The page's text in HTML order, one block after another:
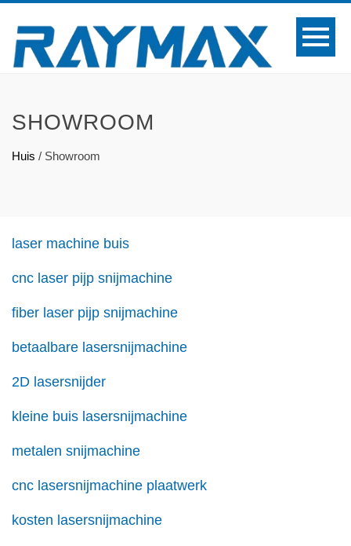
SHOWROOM
Huis / Showroom
laser machine buis
cnc laser pijp snijmachine
fiber laser pijp snijmachine
betaalbare lasersnijmachine
2D lasersnijder
kleine buis lasersnijmachine
metalen snijmachine
cnc lasersnijmachine plaatwerk
kosten lasersnijmachine